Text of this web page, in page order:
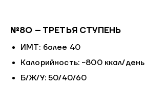
№8О – ТРЕТЬЯ СТУПЕНЬ
ИМТ: более 40
Калорийность: ~800 ккал/день
Б/Ж/У: 50/40/60